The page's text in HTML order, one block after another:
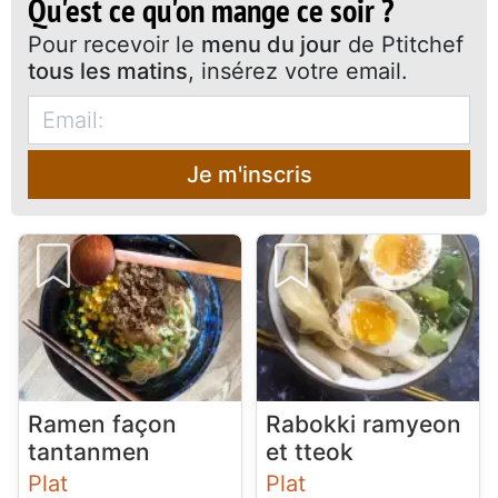
Qu'est ce qu'on mange ce soir ?
Pour recevoir le menu du jour de Ptitchef
tous les matins, insérez votre email.
Je m'inscris
Ramen façon
tantanmen
Plat
Rabokki ramyeon
et tteok
Plat